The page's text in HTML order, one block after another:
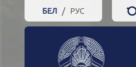
БЕЛ / РУС